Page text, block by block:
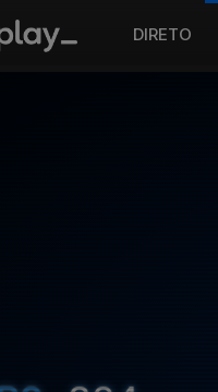
DIRETO